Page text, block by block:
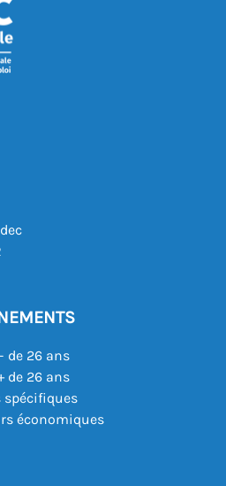
de 26 ans
de 26 ans
spécifiques
économiques